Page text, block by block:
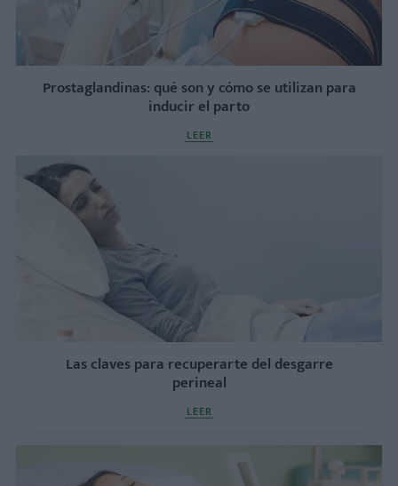
Prostaglandinas: qué son y cómo se utilizan para
inducir el parto
LEER
Las claves para recuperarte del desgarre
perineal
LEER